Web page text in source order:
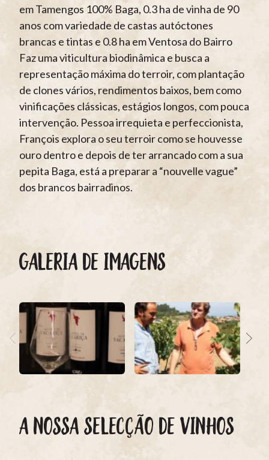
em Tamengos 100% Baga, 0.3 ha de vinha de 90
anos com variedade de castas autóctones
brancas e tintas e 0.8 ha em Ventosa do Bairro
Faz uma viticultura biodinâmica e busca a
representação máxima do terroir, com plantação
de clones vários, rendimentos baixos, bem como
vinificações clássicas, estágios longos, com pouca
intervenção. Pessoa irrequieta e perfeccionista,
François explora o seu terroir como se houvesse
ouro dentro e depois de ter arrancado com a sua
pepita Baga, está a preparar a “nouvelle vague”
dos brancos bairradinos.
GALERIA DE IMAGENS
A NOSSA SELECÇÃO DE VINHOS